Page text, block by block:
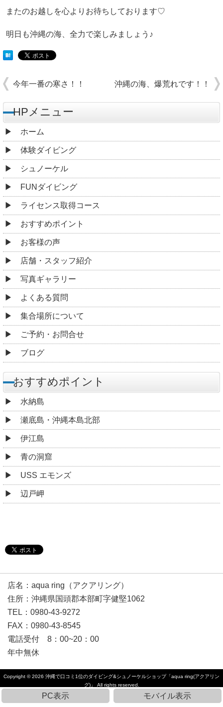
またのお越しを心よりお待ちしております♡
明日も沖縄の海、全力で楽しみましょう♪
今年一番の寒さ！！ 沖縄の海、爆荒れです！！
HPメニュー
ホーム
体験ダイビング
シュノーケル
FUNダイビング
ライセンス取得コース
おすすめポイント
お客様の声
店舗・スタッフ紹介
写真ギャラリー
よくある質問
集合場所について
ご予約・お問合せ
ブログ
おすすめポイント
水納島
瀬底島・沖縄本島北部
伊江島
青の洞窟
USS エモンズ
辺戸岬
店名：aqua ring（アクアリング）
住所：沖縄県国頭郡本部町字健堅1062
TEL：0980-43-9272
FAX：0980-43-8545
電話受付 8：00~20：00
年中無休
Copyright © 2026 沖縄で口コミ1位のダイビング&シュノーケルショップ「aqua ring(アクアリン
グ)」
All rights reserved.
PC表示 モバイル表示